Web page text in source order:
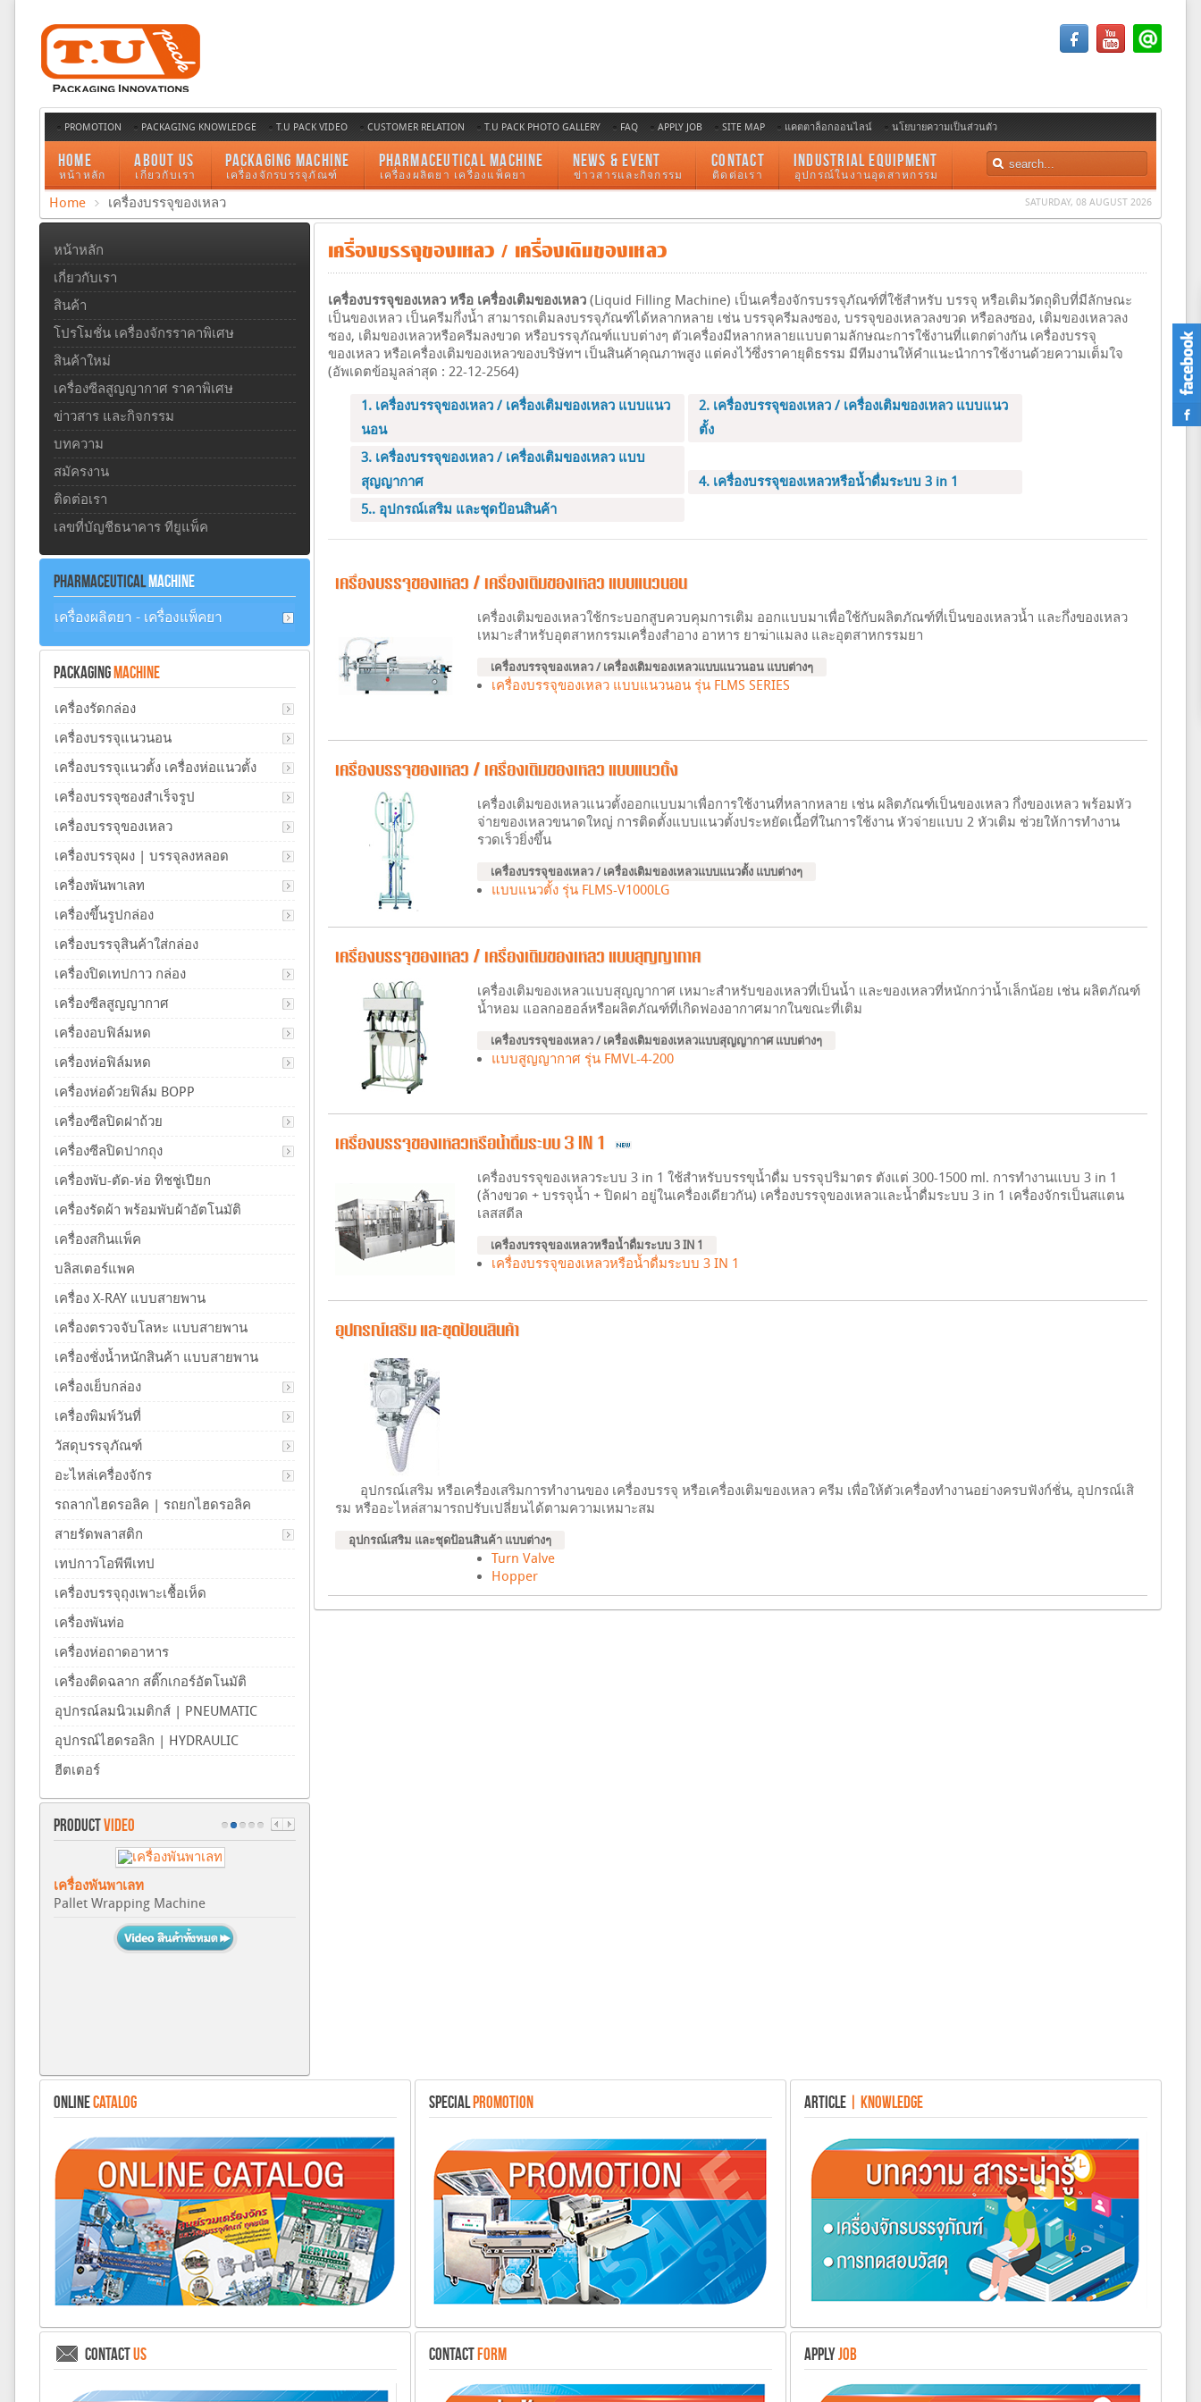
PROMOTION PACKAGING KNOWLEDGE T.U PACK VIDEO CUSTOMER RELATION T.U PACK PHOTO GALLERY FAQ APPLY JOB SITE MAP แคตตาล็อกออนไลน์ นโยบายความเป็นส่วนตัว
HOME
หน้าหลัก
ABOUT US
เกี่ยวกับเรา
PACKAGING MACHINE
เครื่องจักรบรรจุภัณฑ์
PHARMACEUTICAL MACHINE
เครื่องผลิตยา เครื่องแพ็คยา
NEWS & EVENT
ข่าวสารและกิจกรรม
CONTACT
ติดต่อเรา
INDUSTRIAL EQUIPMENT
อุปกรณ์ในงานอุตสาหกรรม
SATURDAY, 08 AUGUST 2026
Home เครื่องบรรจุของเหลว
เครื่องบรรจุของเหลว / เครื่องเติมของเหลว
เครื่องบรรจุของเหลว หรือ เครื่องเติมของเหลว (Liquid Filling Machine) เป็นเครื่องจักรบรรจุภัณฑ์ที่ใช้สำหรับ บรรจุ หรือเติมวัตถุดิบที่มีลักษณะ
เป็นของเหลว เป็นครีมกึ่งน้ำ สามารถเติมลงบรรจุภัณฑ์ได้หลากหลาย เช่น บรรจุครีมลงซอง, บรรจุของเหลวลงขวด หรือลงซอง, เติมของเหลวลง
ซอง, เติมของเหลวหรือครีมลงขวด หรือบรรจุภัณฑ์แบบต่างๆ ตัวเครื่องมีหลากหลายแบบตามลักษณะการใช้งานที่แตกต่างกัน เครื่องบรรจุ
ของเหลว หรือเครื่องเติมของเหลวของบริษัทฯ เป็นสินค้าคุณภาพสูง แต่คงไว้ซึ่งราคายุติธรรม มีทีมงานให้คำแนะนำการใช้งานด้วยความเต็มใจ
(อัพเดตข้อมูลล่าสุด : 22-12-2564)
1. เครื่องบรรจุของเหลว / เครื่องเติมของเหลว แบบแนว
นอน
2. เครื่องบรรจุของเหลว / เครื่องเติมของเหลว แบบแนว
ตั้ง
3. เครื่องบรรจุของเหลว / เครื่องเติมของเหลว แบบ
สุญญากาศ
4. เครื่องบรรจุของเหลวหรือน้ำดื่มระบบ 3 in 1
5.. อุปกรณ์เสริม และชุดป้อนสินค้า
เครื่องบรรจุของเหลว / เครื่องเติมของเหลว แบบแนวนอน
เครื่องเติมของเหลวใช้กระบอกสูบควบคุมการเติม ออกแบบมาเพื่อใช้กับผลิตภัณฑ์ที่เป็นของเหลวน้ำ และกึ่งของเหลว
เหมาะสำหรับอุตสาหกรรมเครื่องสำอาง อาหาร ยาฆ่าแมลง และอุตสาหกรรมยา
เครื่องบรรจุของเหลว / เครื่องเติมของเหลวแบบแนวนอน แบบต่างๆ
เครื่องบรรจุของเหลว แบบแนวนอน รุ่น FLMS SERIES
เครื่องบรรจุของเหลว / เครื่องเติมของเหลว แบบแนวตั้ง
เครื่องเติมของเหลวแนวตั้งออกแบบมาเพื่อการใช้งานที่หลากหลาย เช่น ผลิตภัณฑ์เป็นของเหลว กึ่งของเหลว พร้อมหัว
จ่ายของเหลวขนาดใหญ่ การติดตั้งแบบแนวตั้งประหยัดเนื้อที่ในการใช้งาน หัวจ่ายแบบ 2 หัวเติม ช่วยให้การทำงาน
รวดเร็วยิ่งขึ้น
เครื่องบรรจุของเหลว / เครื่องเติมของเหลวแบบแนวตั้ง แบบต่างๆ
แบบแนวตั้ง รุ่น FLMS-V1000LG
เครื่องบรรจุของเหลว / เครื่องเติมของเหลว แบบสุญญากาศ
เครื่องเติมของเหลวแบบสุญญากาศ เหมาะสำหรับของเหลวที่เป็นน้ำ และของเหลวที่หนักกว่าน้ำเล็กน้อย เช่น ผลิตภัณฑ์
น้ำหอม แอลกอฮอล์หรือผลิตภัณฑ์ที่เกิดฟองอากาศมากในขณะที่เติม
เครื่องบรรจุของเหลว / เครื่องเติมของเหลวแบบสุญญากาศ แบบต่างๆ
แบบสูญญากาศ รุ่น FMVL-4-200
เครื่องบรรจุของเหลวหรือน้ำดื่มระบบ 3 IN 1
เครื่องบรรจุของเหลวระบบ 3 in 1 ใช้สำหรับบรรขุน้ำดื่ม บรรจุปริมาตร ตังแต่ 300-1500 ml. การทำงานแบบ 3 in 1
(ล้างขวด + บรรจุน้ำ + ปิดฝา อยู่ในเครื่องเดียวกัน) เครื่องบรรจุของเหลวและน้ำดื่มระบบ 3 in 1 เครื่องจักรเป็นสแตน
เลสสตีล
เครื่องบรรจุของเหลวหรือน้ำดื่มระบบ 3 IN 1
เครื่องบรรจุของเหลวหรือน้ำดื่มระบบ 3 IN 1
อุปกรณ์เสริม และชุดป้อนสินค้า
อุปกรณ์เสริม หรือเครื่องเสริมการทำงานของ เครื่องบรรจุ หรือเครื่องเติมของเหลว ครีม เพื่อให้ตัวเครื่องทำงานอย่างครบฟังก์ชั่น, อุปกรณ์เสิ
รม หรืออะไหล่สามารถปรับเปลี่ยนได้ตามความเหมาะสม
อุปกรณ์เสริม และชุดป้อนสินค้า แบบต่างๆ
Turn Valve
Hopper
หน้าหลัก
เกี่ยวกับเรา
สินค้า
โปรโมชั่น เครื่องจักรราคาพิเศษ
สินค้าใหม่
เครื่องซีลสูญญากาศ ราคาพิเศษ
ข่าวสาร และกิจกรรม
บทความ
สมัครงาน
ติดต่อเรา
เลขที่บัญชีธนาคาร ทียูแพ็ค
PHARMACEUTICALMACHINE
เครื่องผลิตยา - เครื่องแพ็คยา
PACKAGING MACHINE
เครื่องรัดกล่อง
เครื่องบรรจุแนวนอน
เครื่องบรรจุแนวตั้ง เครื่องห่อแนวตั้ง
เครื่องบรรจุซองสำเร็จรูป
เครื่องบรรจุของเหลว
เครื่องบรรจุผง | บรรจุลงหลอด
เครื่องพันพาเลท
เครื่องขึ้นรูปกล่อง
เครื่องบรรจุสินค้าใส่กล่อง
เครื่องปิดเทปกาว กล่อง
เครื่องซีลสูญญากาศ
เครื่องอบฟิล์มหด
เครื่องห่อฟิล์มหด
เครื่องห่อด้วยฟิล์ม BOPP
เครื่องซีลปิดฝาถ้วย
เครื่องซีลปิดปากถุง
เครื่องพับ-ตัด-ห่อ ทิชชู่เปียก
เครื่องรัดผ้า พร้อมพับผ้าอัตโนมัติ
เครื่องสกินแพ็ค
บลิสเตอร์แพค
เครื่อง X-RAY แบบสายพาน
เครื่องตรวจจับโลหะ แบบสายพาน
เครื่องชั่งน้ำหนักสินค้า แบบสายพาน
เครื่องเย็บกล่อง
เครื่องพิมพ์วันที่
วัสดุบรรจุภัณฑ์
อะไหล่เครื่องจักร
รถลากไฮดรอลิค | รถยกไฮดรอลิค
สายรัดพลาสติก
เทปกาวโอพีพีเทป
เครื่องบรรจุถุงเพาะเชื้อเห็ด
เครื่องพันท่อ
เครื่องห่อถาดอาหาร
เครื่องติดฉลาก สติ๊กเกอร์อัตโนมัติ
อุปกรณ์ลมนิวเมติกส์ | PNEUMATIC
อุปกรณ์ไฮดรอลิก | HYDRAULIC
ฮีตเตอร์
PRODUCTVIDEO
เครื่องพันพาเลท
Pallet Wrapping Machine
ONLINECATALOG SPECIALPROMOTION ARTICLE | KNOWLEDGE
CONTACTUS CONTACT FORM APPLYJOB